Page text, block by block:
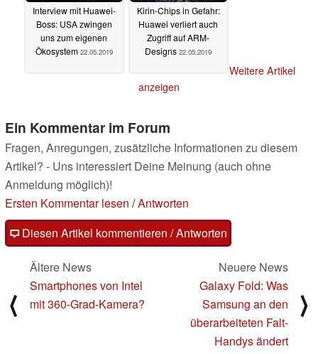
Interview mit Huawei-
Boss: USA zwingen
uns zum eigenen
Ökosystem 22.05.2019
Kirin-Chips in Gefahr:
Huawei verliert auch
Zugriff auf ARM-
Designs 22.05.2019
Weitere Artikel
anzeigen
Ein Kommentar im Forum
Fragen, Anregungen, zusätzliche Informationen zu diesem
Artikel? - Uns interessiert Deine Meinung (auch ohne
Anmeldung möglich)!
Ersten Kommentar lesen /Antworten
Diesen Artikel kommentieren / Antworten
⟨
Ältere News
Smartphones von Intel
mit 360-Grad-Kamera?
Neuere News
Galaxy Fold: Was
Samsung an den
überarbeiteten Falt-
Handys ändert
⟩